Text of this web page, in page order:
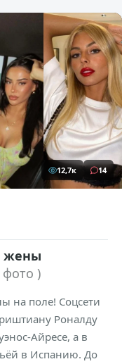
12,7к 14
жены
фото )
на поле! Соцсети
Роналду
Айресе, а в
в Испанию. До